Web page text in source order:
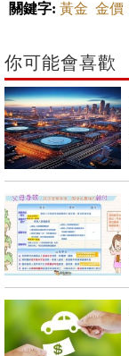
關鍵字: 黃金 金價
你可能會喜歡